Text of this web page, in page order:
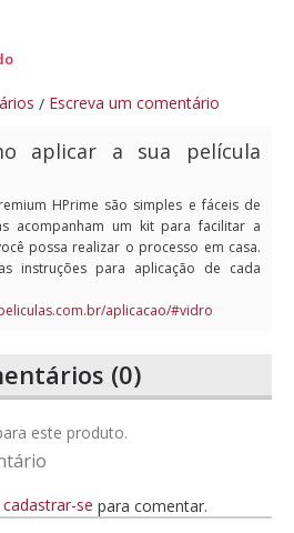
/ Escreva um comentário
aplicar a sua película
HPrime são simples e fáceis de
acompanham um kit para facilitar a
possa realizar o processo em casa.
instruções para aplicação de cada
aplicacao/#vidro
(0)
este produto.
cadastrar-se para comentar.